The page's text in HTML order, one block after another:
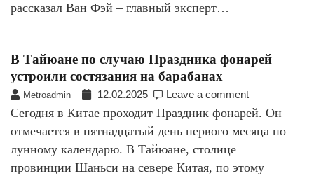
рассказал Ван Фэй – главный эксперт…
В Тайюане по случаю Праздника фонарей
устроили состязания на барабанах
Metroadmin 12.02.2025 Leave a comment
Сегодня в Китае проходит Праздник фонарей. Он
отмечается в пятнадцатый день первого месяца по
лунному календарю. В Тайюане, столице
провинции Шаньси на севере Китая, по этому